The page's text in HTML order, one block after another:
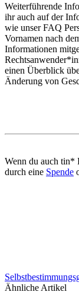
Weiterführende
ihr auch auf der
wie unser FAQ
Vornamen nach
Informationen
einen Überblick
Änderung von
Wenn du auch tin*
durch eine Spende
Ähnliche Artikel